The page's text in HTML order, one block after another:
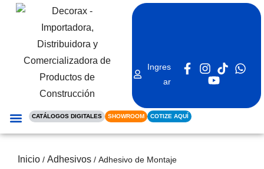
Ingres
ar
CATÁLOGOS DIGITALES SHOWROOM COTIZE AQUÍ
Inicio / Adhesivos / Adhesivo de Montaje